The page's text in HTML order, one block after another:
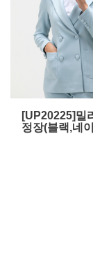
[UP20225]밀
정장(블랙,네